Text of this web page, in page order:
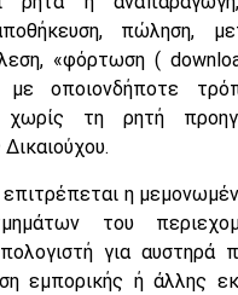
πώληση,
«φόρτωση (
με οποιονδήποτε
χωρίς τη ρητή
επιτρέπεται η
του
για αυστηρά
εμπορικής ή άλλης